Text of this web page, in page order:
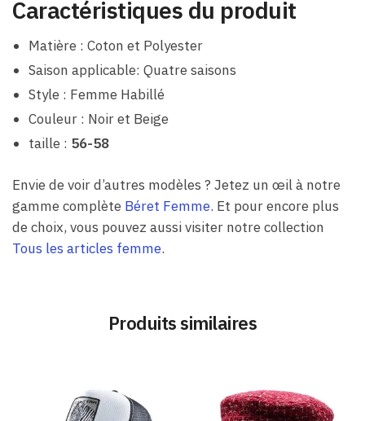
Caractéristiques du produit
Matière : Coton et Polyester
Saison applicable: Quatre saisons
Style : Femme Habillé
Couleur : Noir et Beige
taille : 56-58
Envie de voir d’autres modèles ? Jetez un œil à notre
gamme complète Béret Femme. Et pour encore plus
de choix, vous pouvez aussi visiter notre collection
Tous les articles femme.
Produits similaires